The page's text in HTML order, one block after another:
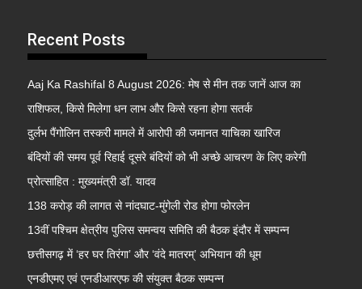
Recent Posts
Aaj Ka Rashifal 8 August 2026: मेष से मीन तक जानें आज का
राशिफल, किसे मिलेगा धन लाभ और किसे रहना होगा सतर्क
दुर्लभ पैंगोलिन तस्करी मामले में आरोपी की जमानत याचिका खारिज
बंदियों की समय पूर्व रिहाई दूसरे बंदियों को भी अच्छे आचरण के लिए करेगी
प्रोत्साहित : मुख्यमंत्री डॉ. यादव
138 करोड़ की लागत से नांदघाट-मुंगेली रोड होगा फोरलेन
13वीं पश्चिम क्षेत्रीय पुलिस समन्वय समिति की बैठक इंदौर में सम्पन्न
छत्तीसगढ़ में ‘हर घर तिरंगा’ और ‘वंदे मातरम्’ अभियान की धूम
एनडीएमए एवं एनडीआरएफ की संयुक्त बैठक सम्पन्न